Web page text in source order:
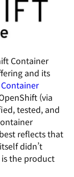
Container
and its
(via
tested, and
reflects that
didn’t
the product